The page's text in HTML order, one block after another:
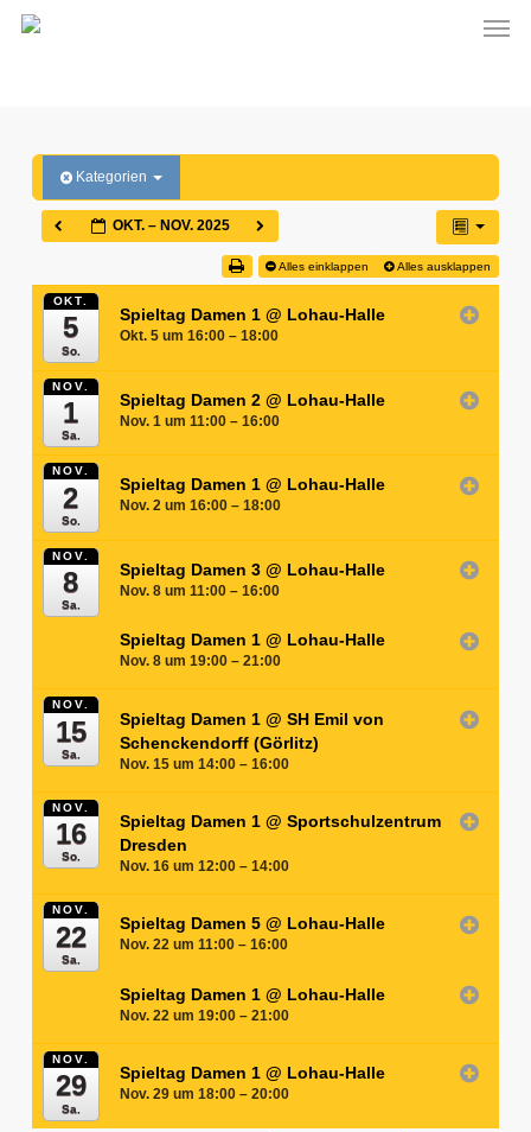
Skip
Kategorien
OKT. – NOV. 2025
Alles einklappen Alles ausklappen
OKT.
5
So.
Spieltag Damen 1@ Lohau-Halle
Okt. 5 um 16:00 – 18:00
NOV.
1
Sa.
Spieltag Damen 2@ Lohau-Halle
Nov. 1 um 11:00 – 16:00
NOV.
2
So.
Spieltag Damen 1@ Lohau-Halle
Nov. 2 um 16:00 – 18:00
NOV.
8
Sa.
Spieltag Damen 3@ Lohau-Halle
Nov. 8 um 11:00 – 16:00
Spieltag Damen 1@ Lohau-Halle
Nov. 8 um 19:00 – 21:00
NOV.
15
Sa.
Spieltag Damen 1@ SH Emil von
Schenckendorff (Görlitz)
Nov. 15 um 14:00 – 16:00
NOV.
16
So.
Spieltag Damen 1@ Sportschulzentrum
Dresden
Nov. 16 um 12:00 – 14:00
NOV.
22
Sa.
Spieltag Damen 5@ Lohau-Halle
Nov. 22 um 11:00 – 16:00
Spieltag Damen 1@ Lohau-Halle
Nov. 22 um 19:00 – 21:00
NOV.
29
Sa.
Spieltag Damen 1@ Lohau-Halle
Nov. 29 um 18:00 – 20:00